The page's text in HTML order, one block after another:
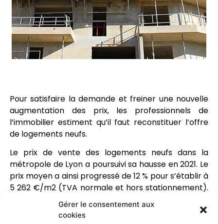
Gérer le consentement aux
cookies
Pour satisfaire la demande et freiner une nouvelle
augmentation des prix, les professionnels de
l’immobilier estiment qu’il faut reconstituer l’offre
de logements neufs.
Le prix de vente des logements neufs dans la
métropole de Lyon a poursuivi sa hausse en 2021. Le
prix moyen a ainsi progressé de 12 % pour s’établir à
5 262 €/m2 (TVA normale et hors stationnement).
A Lyon intra-muros, le prix moyen atteint 6 146
€/m2 avec des écarts importants entre les